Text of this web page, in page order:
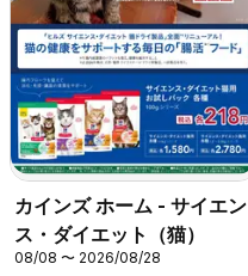
カインズ ホーム - サイエン
ス・ダイエット（猫）
08/08 〜 2026/08/28